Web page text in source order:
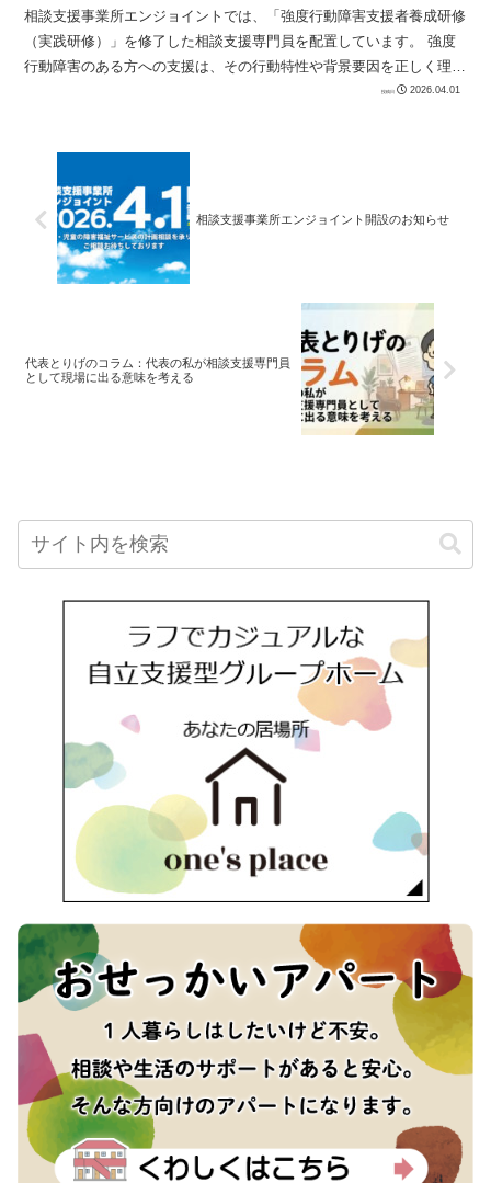
相談支援事業所エンジョイントでは、「強度行動障害支援者養成研修
（実践研修）」を修了した相談支援専門員を配置しています。 強度
行動障害のある方への支援は、その行動特性や背景要因を正しく理解
2026.04.01
相談支援事業所エンジョイント開設のお知らせ
代表とりげのコラム：代表の私が相談支援専門員
として現場に出る意味を考える